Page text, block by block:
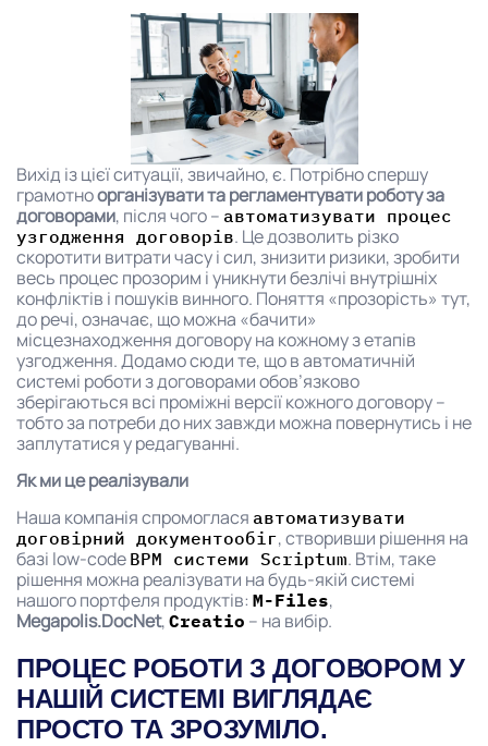
Вихід із цієї ситуації, звичайно, є. Потрібно спершу
грамотноорганізувати та регламентувати роботу за
договорами, після чого – автоматизувати процес
узгодження договорів. Це дозволить різко
скоротити витрати часу і сил, знизити ризики, зробити
весь процес прозорим і уникнути безлічі внутрішніх
конфліктів і пошуків винного. Поняття «прозорість» тут,
до речі, означає, що можна «бачити»
місцезнаходження договору на кожному з етапів
узгодження. Додамо сюди те, що в автоматичній
системі роботи з договорами обов’язково
зберігаються всі проміжні версії кожного договору –
тобто за потреби до них завжди можна повернутись і не
заплутатися у редагуванні.
Як ми це реалізували
Наша компанія спромоглася автоматизувати
договірний документообіг, створивши рішення на
базі low-code BPM системи Scriptum. Втім, таке
рішення можна реалізувати на будь-якій системі
нашого портфеля продуктів: M-Files,
Megapolis.DocNet, Creatio – на вибір.
ПРОЦЕС РОБОТИ З ДОГОВОРОМ У
НАШІЙ СИСТЕМІ ВИГЛЯДАЄ
ПРОСТО ТА ЗРОЗУМІЛО.